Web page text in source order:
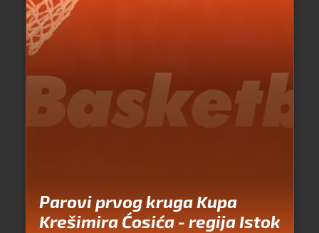
Parovi prvog kruga Kupa
Krešimira Ćosića - regija Istok